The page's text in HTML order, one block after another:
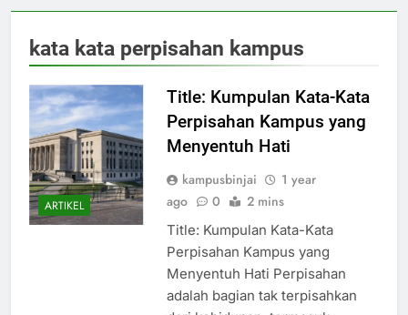
kata kata perpisahan kampus
ARTIKEL
Title: Kumpulan Kata-Kata
Perpisahan Kampus yang
Menyentuh Hati
kampusbinjai
1 year
ago
0 2 mins
Title: Kumpulan Kata-Kata
Perpisahan Kampus yang
Menyentuh Hati Perpisahan
adalah bagian tak terpisahkan